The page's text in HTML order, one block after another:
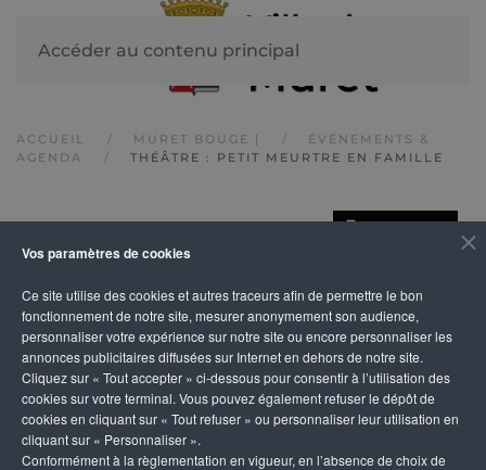
Vos paramètres de cookies
Ce site utilise des cookies et autres traceurs afin de permettre le bon
fonctionnement de notre site, mesurer anonymement son audience,
personnaliser votre expérience sur notre site ou encore personnaliser les
annonces publicitaires diffusées sur Internet en dehors de notre site.
Cliquez sur « Tout accepter » ci-dessous pour consentir à l’utilisation des
cookies sur votre terminal. Vous pouvez également refuser le dépôt de
cookies en cliquant sur « Tout refuser » ou personnaliser leur utilisation en
cliquant sur « Personnaliser ».
Conformément à la règlementation en vigueur, en l’absence de choix de
Accéder au contenu principal
ACCUEIL MURET BOUGE |
ÉVÉNEMENTS &
AGENDA
THÉÂTRE : PETIT MEURTRE EN FAMILLE
Théâtre : Petit
Meurtre en Famille